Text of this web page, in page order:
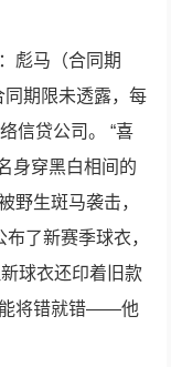
彪马（合同期
同期限未透露，每
信贷公司。 “喜
身穿黑白相间的
野生斑马袭击，
了新赛季球衣，
球衣还印着旧款
能将错就错——他